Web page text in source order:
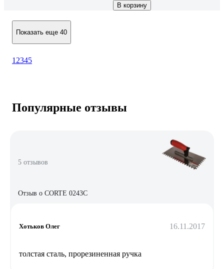
В корзину
Показать еще 40
1 2345
Популярные отзывы
5 отзывов
Отзыв о CORTE 0243C
Хотьков Олег 16.11.2017
толстая сталь, прорезиненная ручка